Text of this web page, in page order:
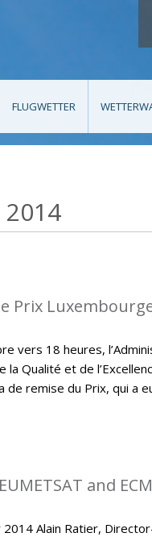
FLUGWETTER
Prix
vers 18 heures,
la Qualité et de
de remise du Prix, qui a
and
Alain Ratier,